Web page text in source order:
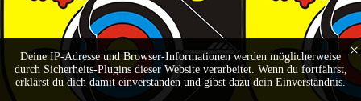
Deine IP-Adresse und Browser-Informationen werden möglicherweise
durch Sicherheits-Plugins dieser Website verarbeitet. Wenn du fortfährst,
erklärst du dich damit einverstanden und gibst dazu dein Einverständnis.
×